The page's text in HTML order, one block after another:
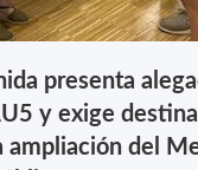
presenta
y exige
ampliación del